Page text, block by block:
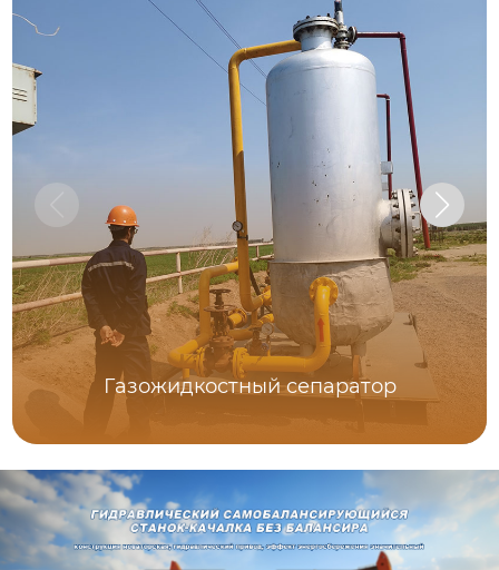
Газожидкостный сепаратор